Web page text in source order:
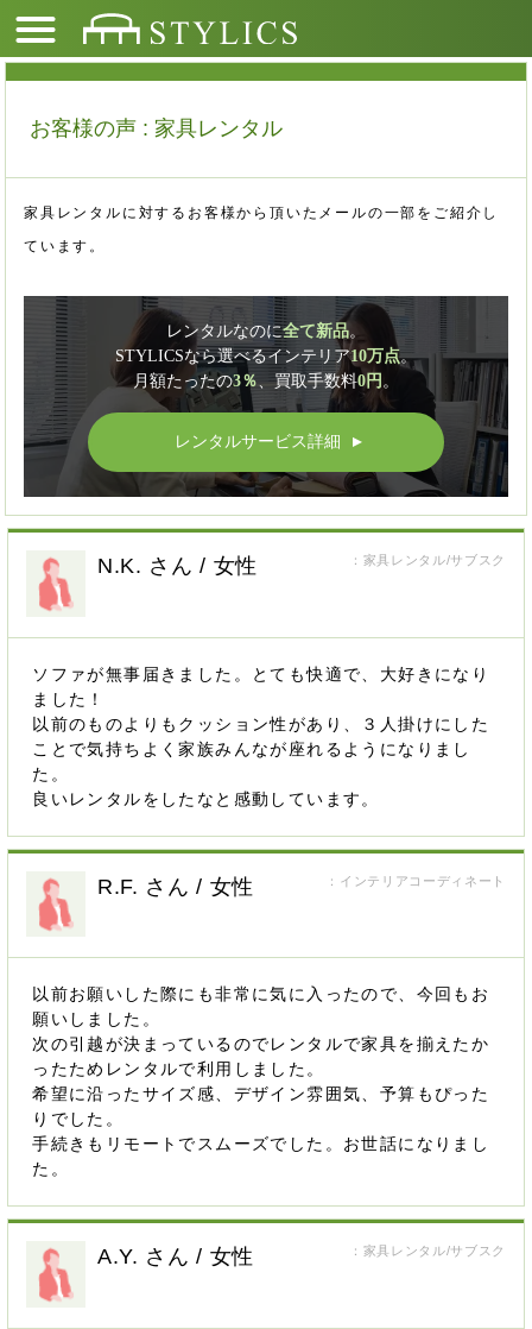
お客様の声 : 家具レンタル
家具レンタルに対するお客様から頂いたメールの一部をご紹介し
ています。
レンタルなのに全て新品。
STYLICSなら選べるインテリア10万点。
月額たったの3％、買取手数料0円 。
レンタルサービス詳細 ▲
：家具レンタル/サブスク
N.K. さん / 女性
ソファが無事届きました。とても快適で、大好きになり
ました！
以前のものよりもクッション性があり、３人掛けにした
ことで気持ちよく家族みんなが座れるようになりまし
た。
良いレンタルをしたなと感動しています。
：インテリアコーディネート
R.F. さん / 女性
以前お願いした際にも非常に気に入ったので、今回もお
願いしました。
次の引越が決まっているのでレンタルで家具を揃えたか
ったためレンタルで利用しました。
希望に沿ったサイズ感、デザイン雰囲気、予算もぴった
りでした。
手続きもリモートでスムーズでした。お世話になりまし
た。
：家具レンタル/サブスク
A.Y. さん / 女性